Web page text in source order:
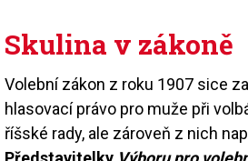
Skulina v zákoně
Volební zákon z roku 1907 sice
hlasovací právo pro muže při
říšské rady, ale zároveň z nich